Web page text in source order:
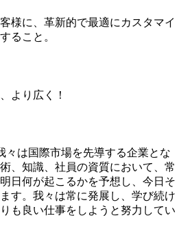
様に、革新的で最適にカスタマイ
ること。
より広く！
は国際市場を先導する企業とな
、知識、社員の資質において、常
日何が起こるかを予想し、今日そ
す。我々は常に発展し、学び続け
も良い仕事をしようと努力してい